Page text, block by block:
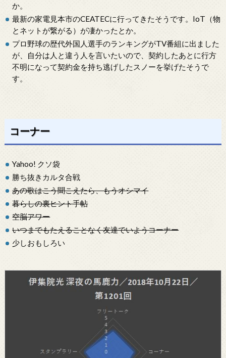
か。
最新の家電見本市のCEATECに行ってきたそうです。IoT（物
とネットが繋がる）が凄かったとか。
プロ野球の歴代外国人選手のランキングがTV番組に出ました
が、自分は人と違う人を言いたいので、契約したあとに行方
不明になって契約金を持ち逃げしたスノーを挙げたそうで
す。
コーナー
Yahoo! クソ袋
勝ち抜きカルタ合戦
あの歌はこう聞こえたら、もうオシマイ
暮らしの裏ヒント手帖
空脳アワー
いつまでもたえることなく友達でいようコーナー
少しおもしろい